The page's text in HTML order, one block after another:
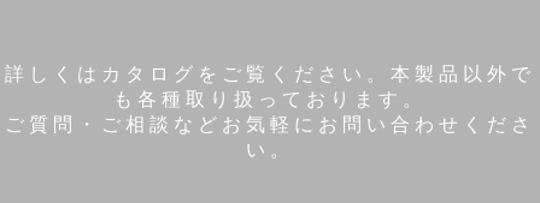
詳しくはカタログをご覧ください。本製品以外で
も各種取り扱っております。
ご質問・ご相談などお気軽にお問い合わせくださ
い。